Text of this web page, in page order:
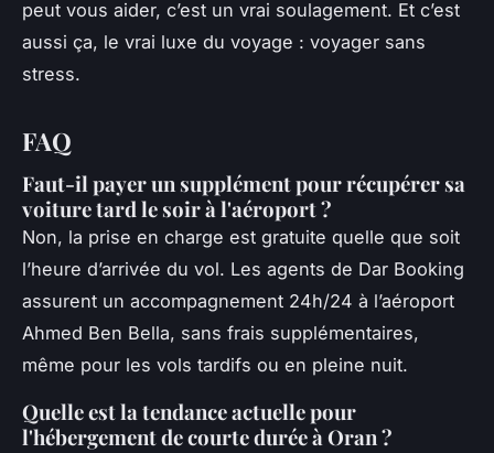
peut vous aider, c’est un vrai soulagement. Et c’est
aussi ça, le vrai luxe du voyage : voyager sans
stress.
FAQ
Faut-il payer un supplément pour récupérer sa
voiture tard le soir à l'aéroport ?
Non, la prise en charge est gratuite quelle que soit
l’heure d’arrivée du vol. Les agents de Dar Booking
assurent un accompagnement 24h/24 à l’aéroport
Ahmed Ben Bella, sans frais supplémentaires,
même pour les vols tardifs ou en pleine nuit.
Quelle est la tendance actuelle pour
l'hébergement de courte durée à Oran ?